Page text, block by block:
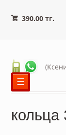
390.00 тг.
☰